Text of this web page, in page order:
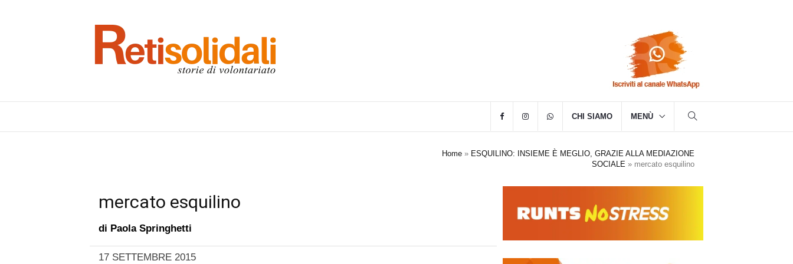
CHI SIAMO MENÙ
Home » ESQUILINO: INSIEME È MEGLIO, GRAZIE ALLA MEDIAZIONE
SOCIALE » mercato esquilino
mercato esquilino
di Paola Springhetti
17 SETTEMBRE 2015